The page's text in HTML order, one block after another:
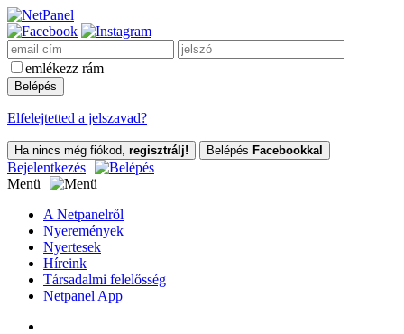
emlékezz rám
Elfelejtetted a jelszavad?
Ha nincs még fiókod, regisztrálj! Belépés Facebookkal
Bejelentkezés
Menü
A Netpanelről
Nyeremények
Nyertesek
Híreink
Társadalmi felelősség
Netpanel App